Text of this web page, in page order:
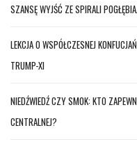
SZANSĘ WYJŚĆ ZE SPIRALI
LEKCJA O WSPÓŁCZESNEJ
TRUMP-XI
NIEDŹWIEDŹ CZY SMOK: KTO
CENTRALNEJ?